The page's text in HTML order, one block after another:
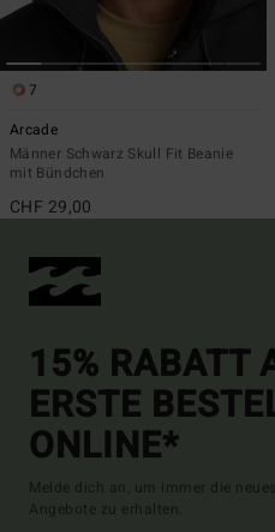
7
Arcade
Männer Schwarz Skull Fit Beanie
mit Bündchen
CHF 29,00
15% RABATT
ERSTE
ONLINE*
Melde dich an, um immer die
Angebote zu erhalten.